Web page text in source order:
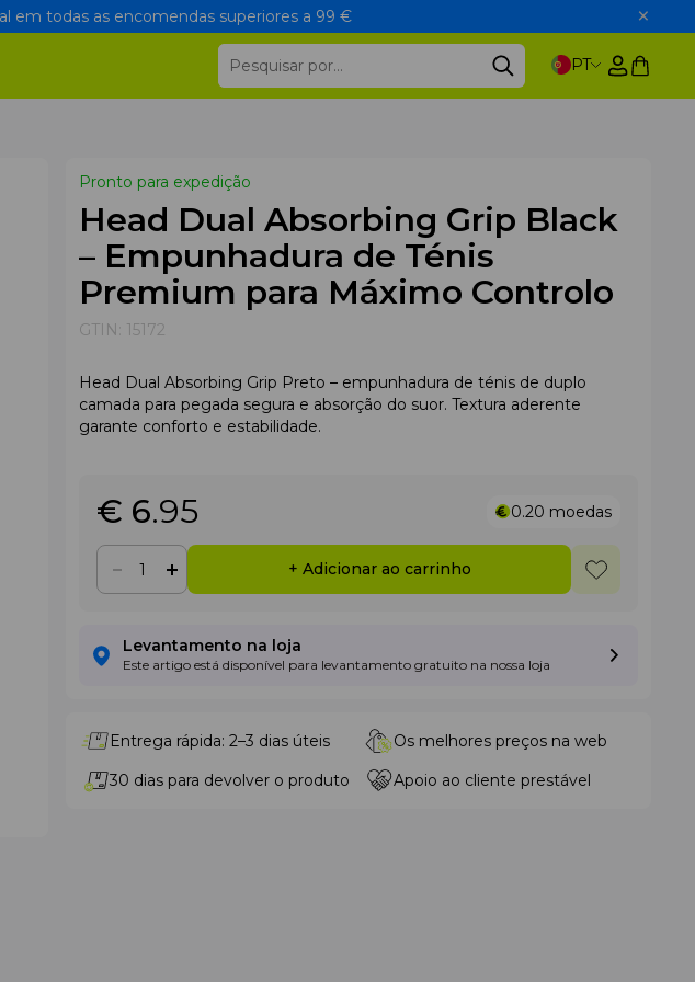
em todas as encomendas superiores a 99 €
PT
Pronto para expedição
Head Dual Absorbing Grip Black
– Empunhadura de Ténis
Premium para Máximo Controlo
GTIN: 15172
Head Dual Absorbing Grip Preto – empunhadura de ténis de duplo
camada para pegada segura e absorção do suor. Textura aderente
garante conforto e estabilidade.
€ 6.95 0.20 moedas
+ Adicionar ao carrinho
Levantamento na loja
Este artigo está disponível para levantamento gratuito na nossa loja
Entrega rápida: 2–3 dias úteis
Os melhores preços na web
30 dias para devolver o produto
Apoio ao cliente prestável